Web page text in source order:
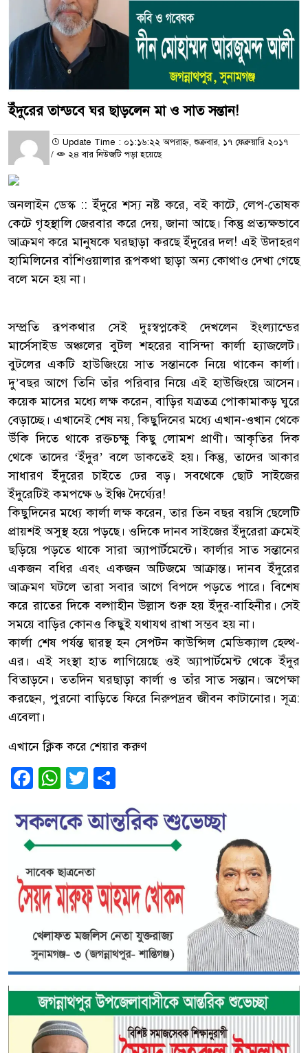
ইঁদুরের তান্ডবে ঘর ছাড়লেন মা ও সাত সন্তান!
Update Time : ০১:১৬:২২ অপরাহ্ন, শুক্রবার, ১৭ ফেব্রুয়ারি ২০১৭
/
২৪ বার নিউজটি পড়া হয়েছে
অনলাইন ডেস্ক :: ইঁদুরে শস্য নষ্ট করে, বই কাটে, লেপ-তোষক
কেটে গৃহস্থালি জেরবার করে দেয়, জানা আছে। কিন্তু প্রত্যক্ষভাবে
আক্রমণ করে মানুষকে ঘরছাড়া করছে ইঁদুরের দল! এই উদাহরণ
হামিলিনের বাঁশিওয়ালার রূপকথা ছাড়া অন্য কোথাও দেখা গেছে
বলে মনে হয় না।
সম্প্রতি রূপকথার সেই দুঃস্বপ্নকেই দেখলেন ইংল্যান্ডের
মার্সেসাইড অঞ্চলের বুটল শহরের বাসিন্দা কার্লা হ্যাজলেট।
বুটলের একটি হাউজিংয়ে সাত সন্তানকে নিয়ে থাকেন কার্লা।
দু’বছর আগে তিনি তাঁর পরিবার নিয়ে এই হাউজিংয়ে আসেন।
কয়েক মাসের মধ্যে লক্ষ করেন, বাড়ির যত্রতত্র পোকামাকড় ঘুরে
বেড়াচ্ছে। এখানেই শেষ নয়, কিছুদিনের মধ্যে এখান-ওখান থেকে
উঁকি দিতে থাকে রক্তচক্ষু কিছু লোমশ প্রাণী। আকৃতির দিক
থেকে তাদের ‘ইঁদুর’ বলে ডাকতেই হয়। কিন্তু, তাদের আকার
সাধারণ ইঁদুরের চাইতে ঢের বড়। সবথেকে ছোট সাইজের
ইঁদুরেটিই কমপক্ষে ৬ ইঞ্চি দৈর্ঘ্যের!
কিছুদিনের মধ্যে কার্লা লক্ষ করেন, তার তিন বছর বয়সি ছেলেটি
প্রায়শই অসুস্থ হয়ে পড়ছে। ওদিকে দানব সাইজের ইঁদুরেরা ক্রমেই
ছড়িয়ে পড়তে থাকে সারা অ্যাপার্টমেন্টে। কার্লার সাত সন্তানের
একজন বধির এবং একজন অটিজমে আক্রান্ত। দানব ইঁদুরের
আক্রমণ ঘটলে তারা সবার আগে বিপদে পড়তে পারে। বিশেষ
করে রাতের দিকে বল্গাহীন উল্লাস শুরু হয় ইঁদুর-বাহিনীর। সেই
সময়ে বাড়ির কোনও কিছুই যথাযথ রাখা সম্ভব হয় না।
কার্লা শেষ পর্যন্ত দ্বারস্থ হন সেপটন কাউন্সিল মেডিক্যাল হেল্থ-
এর। এই সংস্থা হাত লাগিয়েছে ওই অ্যাপার্টমেন্ট থেকে ইঁদুর
বিতাড়নে। ততদিন ঘরছাড়া কার্লা ও তাঁর সাত সন্তান। অপেক্ষা
করছেন, পুরনো বাড়িতে ফিরে নিরুপদ্রব জীবন কাটানোর। সূত্র:
এবেলা।
এখানে ক্লিক করে শেয়ার করুণ
Facebook
WhatsApp
Twitter